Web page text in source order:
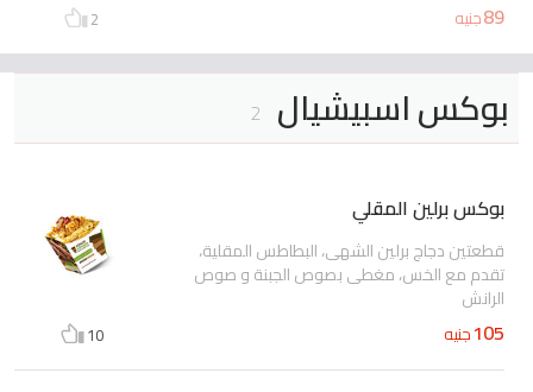
89جنيه 2
بوكس اسبيشيال 2
بوكس برلين المقلي
قطعتين دجاج برلين الشهى، البطاطس المقلية،
تقدم مع الخس، مغطى بصوص الجبنة و صوص
الرانش
105جنيه 10